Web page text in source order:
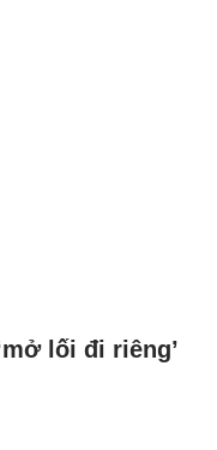
lối đi riêng’